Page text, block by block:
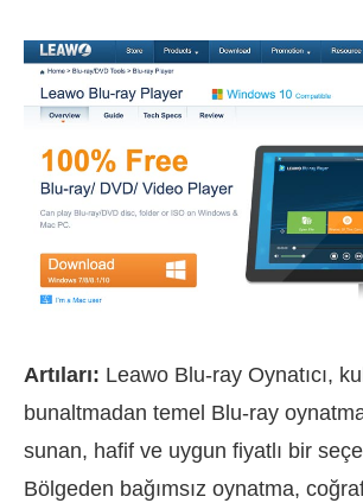
Artıları: Leawo Blu-ray Oynatıcı,
bunaltmadan temel Blu-ray
sunan, hafif ve uygun fiyatlı bir
Bölgeden bağımsız oynatma,